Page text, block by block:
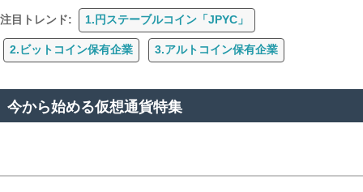
注目トレンド: 1.円ステーブルコイン「JPYC」
2.ビットコイン保有企業 3.アルトコイン保有企業
今から始める仮想通貨特集